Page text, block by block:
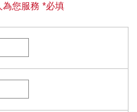
為您服務 *必填